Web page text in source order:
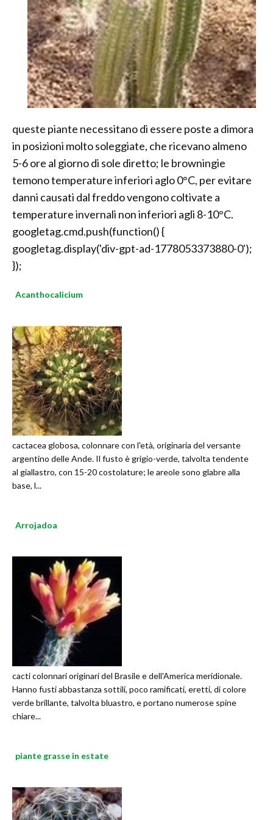
queste piante necessitano di essere poste a dimora
in posizioni molto soleggiate, che ricevano almeno
5-6 ore al giorno di sole diretto; le browningie
temono temperature inferiori aglo 0°C, per evitare
danni causati dal freddo vengono coltivate a
temperature invernali non inferiori agli 8-10°C.
googletag.cmd.push(function() {
googletag.display('div-gpt-ad-1778053373880-0');
});
Acanthocalicium
cactacea globosa, colonnare con l'età, originaria del versante
argentino delle Ande. Il fusto è grigio-verde, talvolta tendente
al giallastro, con 15-20 costolature; le areole sono glabre alla
base, l...
Arrojadoa
cacti colonnari originari del Brasile e dell'America meridionale.
Hanno fusti abbastanza sottili, poco ramificati, eretti, di colore
verde brillante, talvolta bluastro, e portano numerose spine
chiare...
piante grasse in estate